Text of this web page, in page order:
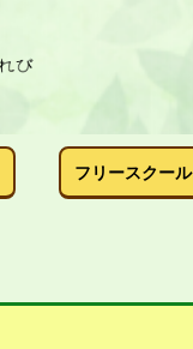
フリースクール